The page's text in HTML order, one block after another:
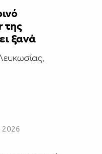
της
ξανά
2026